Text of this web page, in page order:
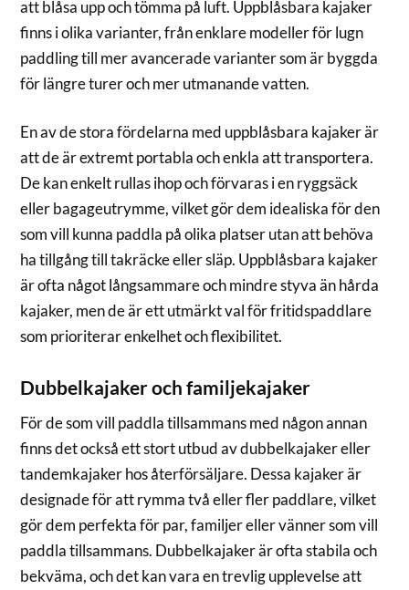
att blåsa upp och tömma på luft. Uppblåsbara kajaker
finns i olika varianter, från enklare modeller för lugn
paddling till mer avancerade varianter som är byggda
för längre turer och mer utmanande vatten.
En av de stora fördelarna med uppblåsbara kajaker är
att de är extremt portabla och enkla att transportera.
De kan enkelt rullas ihop och förvaras i en ryggsäck
eller bagageutrymme, vilket gör dem idealiska för den
som vill kunna paddla på olika platser utan att behöva
ha tillgång till takräcke eller släp. Uppblåsbara kajaker
är ofta något långsammare och mindre styva än hårda
kajaker, men de är ett utmärkt val för fritidspaddlare
som prioriterar enkelhet och flexibilitet.
Dubbelkajaker och familjekajaker
För de som vill paddla tillsammans med någon annan
finns det också ett stort utbud av dubbelkajaker eller
tandemkajaker hos återförsäljare. Dessa kajaker är
designade för att rymma två eller fler paddlare, vilket
gör dem perfekta för par, familjer eller vänner som vill
paddla tillsammans. Dubbelkajaker är ofta stabila och
bekväma, och det kan vara en trevlig upplevelse att